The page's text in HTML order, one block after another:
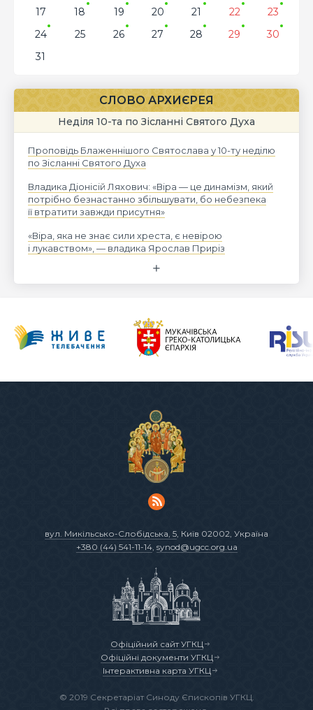
17
18 19 20 21 22
23
24
25 26 27 28 29
30
31
СЛОВО АРХИЄРЕЯ
Неділя 10-та по Зісланні Святого Духа
Проповідь Блаженнішого Святослава у 10-ту неділю
по Зісланні Святого Духа
Владика Діонісій Ляхович: «Віра — це динамізм, який
потрібно безнастанно збільшувати, бо небезпека
її втратити завжди присутня»
«Віра, яка не знає сили хреста, є невірою
і лукавством», — владика Ярослав Приріз
вул. Микільсько-Слобідська, 5, Київ 02002, Україна
+380 (44) 541-11-14, synod@ugcc.org.ua
Офіційний сайт УГКЦ
Офіційні документи УГКЦ
Інтерактивна карта УГКЦ
© 2019 Секретаріат Синоду Єпископів УГКЦ.